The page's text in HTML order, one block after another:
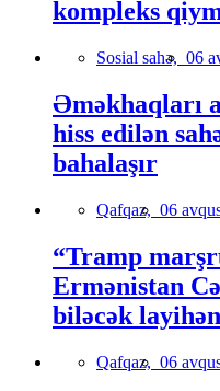
kompleks
Sosial sahə, 06
Əməkhaqları
hiss edilən
bahalaşır
Qafqaz, 06
“Tramp
Ermənistan
biləcək
Qafqaz, 06